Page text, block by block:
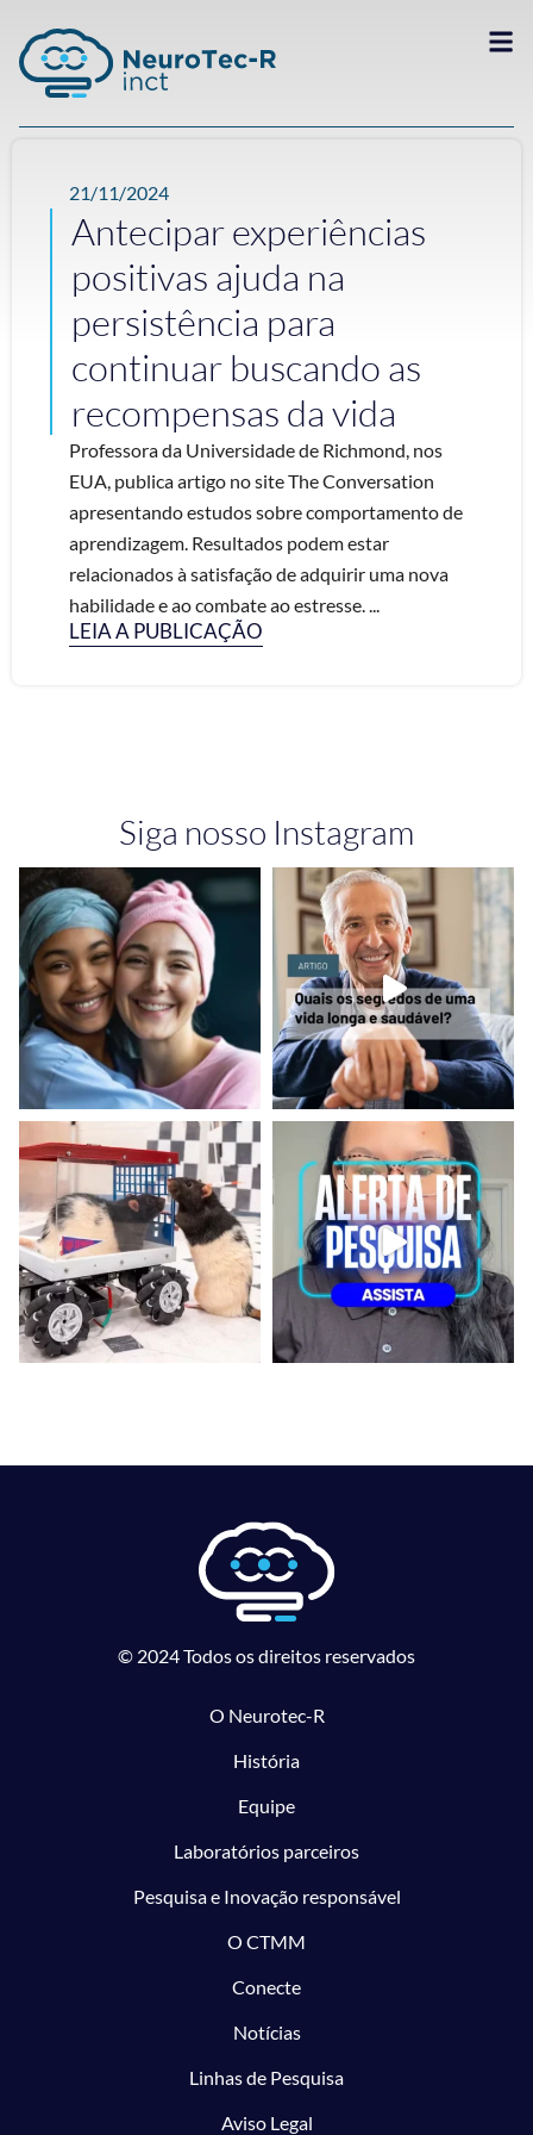
21/11/2024
Antecipar experiências
positivas ajuda na
persistência para
continuar buscando as
recompensas da vida
Professora da Universidade de Richmond, nos
EUA, publica artigo no site The Conversation
apresentando estudos sobre comportamento de
aprendizagem. Resultados podem estar
relacionados à satisfação de adquirir uma nova
habilidade e ao combate ao estresse. ...
LEIA A PUBLICAÇÃO
Siga nosso Instagram
© 2024 Todos os direitos reservados
O Neurotec-R
História
Equipe
Laboratórios parceiros
Pesquisa e Inovação responsável
O CTMM
Conecte
Notícias
Linhas de Pesquisa
Aviso Legal